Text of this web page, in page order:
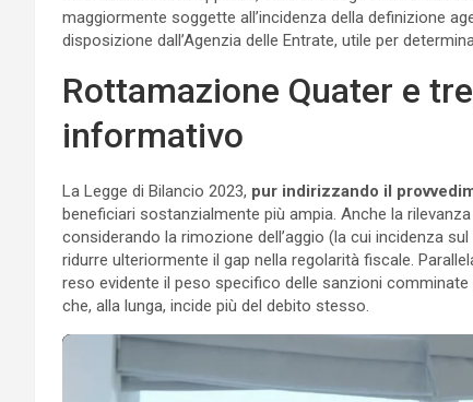
maggiormente soggette all’incidenza della definizione
disposizione dall’Agenzia delle Entrate, utile per
Rottamazione Quater e
informativo
La Legge di Bilancio 2023, pur indirizzando il
beneficiari sostanzialmente più ampia. Anche la
considerando la rimozione dell’aggio (la cui incidenza
ridurre ulteriormente il gap nella regolarità fiscale.
reso evidente il peso specifico delle sanzioni
che, alla lunga, incide più del debito stesso.